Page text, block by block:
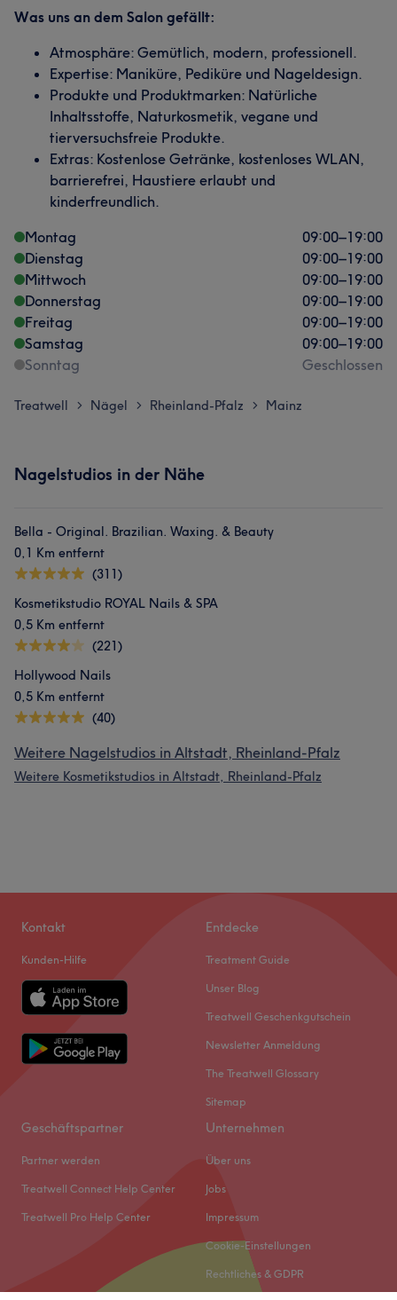
Was uns an dem Salon gefällt:
Atmosphäre: Gemütlich, modern, professionell.
Expertise: Maniküre, Pediküre und Nageldesign.
Produkte und Produktmarken: Natürliche
Inhaltsstoffe, Naturkosmetik, vegane und
tierversuchsfreie Produkte.
Extras: Kostenlose Getränke, kostenloses WLAN,
barrierefrei, Haustiere erlaubt und
kinderfreundlich.
Montag
09:00–19:00
Dienstag
09:00–19:00
Mittwoch
09:00–19:00
Donnerstag
09:00–19:00
Freitag
09:00–19:00
Samstag
09:00–19:00
Sonntag
Geschlossen
Treatwell > Nägel > Rheinland-Pfalz > Mainz
Nagelstudios in der Nähe
Bella - Original. Brazilian. Waxing. & Beauty
0,1 Km entfernt
(311)
Kosmetikstudio ROYAL Nails & SPA
0,5 Km entfernt
(221)
Hollywood Nails
0,5 Km entfernt
(40)
Weitere Nagelstudios in Altstadt, Rheinland-Pfalz
Weitere Kosmetikstudios in Altstadt, Rheinland-Pfalz
Kontakt
Kunden-Hilfe
Entdecke
Treatment Guide
Unser Blog
Treatwell Geschenkgutschein
Newsletter Anmeldung
The Treatwell Glossary
Sitemap
Geschäftspartner
Partner werden
Treatwell Connect Help Center
Treatwell Pro Help Center
Unternehmen
Über uns
Jobs
Impressum
Cookie-Einstellungen
Rechtliches & GDPR